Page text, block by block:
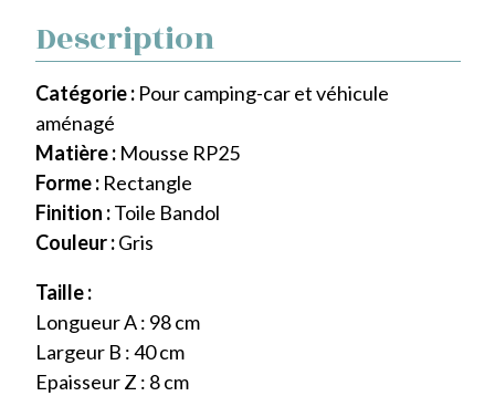
Description
Catégorie : Pour camping-car et véhicule
aménagé
Matière : Mousse RP25
Forme : Rectangle
Finition :Toile Bandol
Couleur :Gris
Taille :
Longueur A : 98 cm
Largeur B : 40 cm
Epaisseur Z : 8 cm